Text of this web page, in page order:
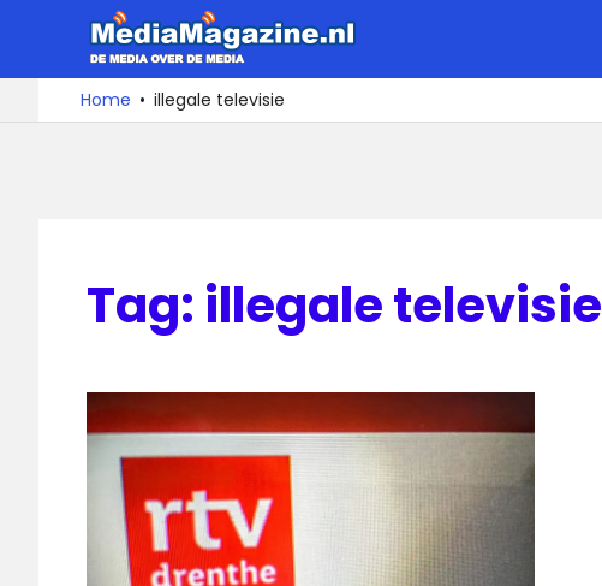
de
De
media
over
Home illegale televisie
Tag: illegale televisie